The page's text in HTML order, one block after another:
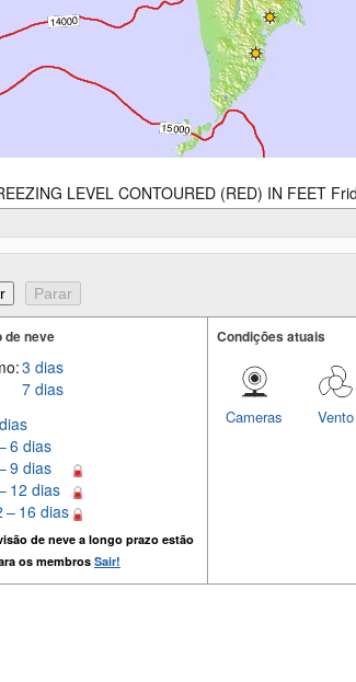
LEVEL CONTOURED (RED) IN FEET
de neve
3 dias
7 dias
6 dias
9 dias
12 dias
– 16 dias
de neve a longo prazo estão
os membros Sair!
Condições atuais
Vento
Cameras